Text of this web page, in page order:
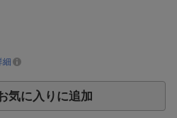
細
気に入りに追加